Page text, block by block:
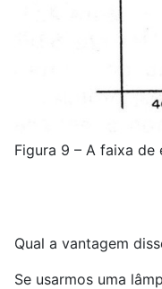
Figura 9 – A faixa de
Qual a vantagem
Se usarmos uma